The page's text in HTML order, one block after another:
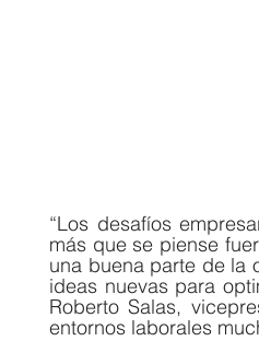
“Los desafíos
más que se piense
una buena parte de la
ideas nuevas para
Roberto Salas,
entornos laborales